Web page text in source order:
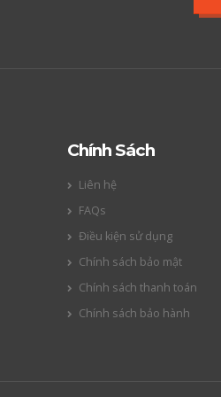
Chính Sách
Liên hệ
FAQs
Điều kiện sử dụng
Chính sách bảo mật
Chính sách thanh toán
Chính sách bảo hành